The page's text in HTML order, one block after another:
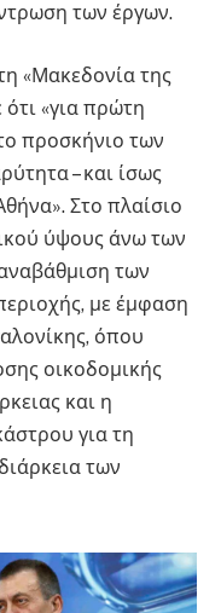
των έργων.
«Μακεδονία της
«για πρώτη
προσκήνιο των
– και ίσως
Στο πλαίσιο
ύψους άνω των
των
με έμφαση
όπου
οικοδομικής
και η
για τη
των